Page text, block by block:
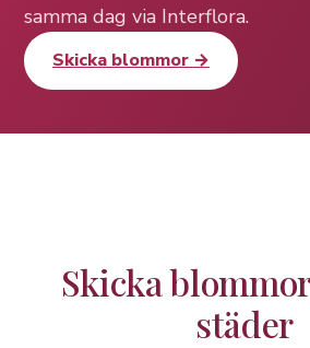
samma dag via Interflora.
Skicka blommor →
Skicka
städer